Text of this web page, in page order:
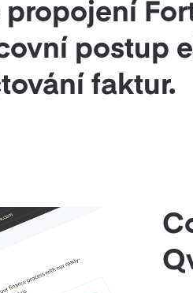
postup
faktur.